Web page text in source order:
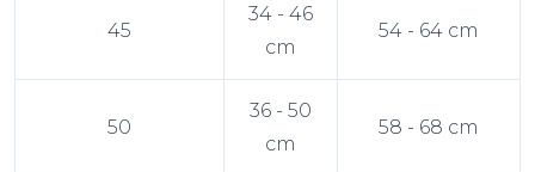
45
34 - 46
cm
54 - 64 cm
50
36 - 50
cm
58 - 68 cm